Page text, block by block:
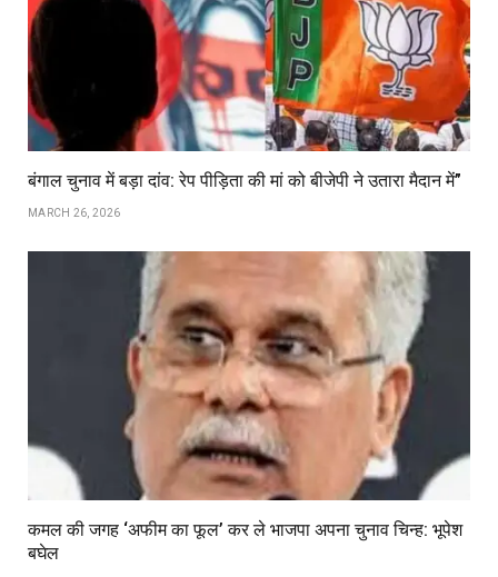
बंगाल चुनाव में बड़ा दांव: रेप पीड़िता की मां को बीजेपी ने उतारा मैदान में”
MARCH 26, 2026
कमल की जगह ‘अफीम का फूल’ कर ले भाजपा अपना चुनाव चिन्ह: भूपेश
बघेल